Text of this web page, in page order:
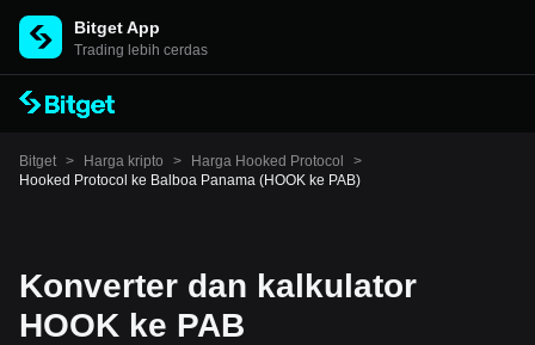
Bitget App
Trading lebih cerdas
Bitget > Harga kripto > Harga Hooked Protocol
>
Hooked Protocol ke Balboa Panama (HOOK ke PAB)
Konverter dan kalkulator
HOOK ke PAB